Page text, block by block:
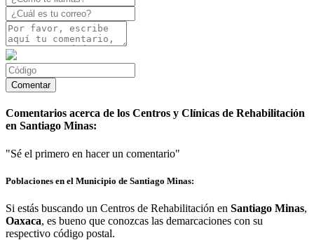
Comentarios acerca de los Centros y Clínicas de Rehabilitación
en Santiago Minas:
"Sé el primero en hacer un comentario"
Poblaciones en el Municipio de Santiago Minas:
Si estás buscando un Centros de Rehabilitación en Santiago Minas,
Oaxaca, es bueno que conozcas las demarcaciones con su
respectivo código postal.